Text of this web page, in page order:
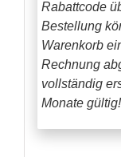
Rabattcode
Bestellung
Warenkorb
Rechnung
vollständig
Monate gültig!